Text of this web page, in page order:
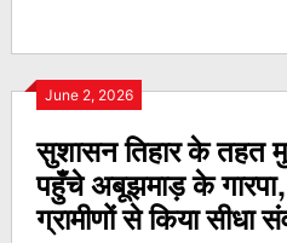
June 2, 2026
सुशासन तिहार के तहत
पहुँचे अबूझमाड़ के
ग्रामीणों से किया सीधा